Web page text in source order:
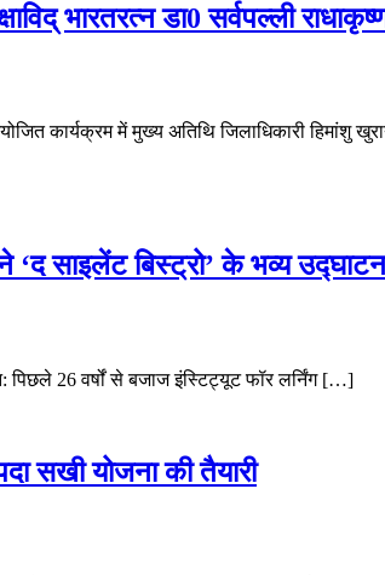
भारतरत्न डा0 सर्वपल्ली
कार्यक्रम में मुख्य अतिथि जिलाधिकारी हिमांशु
साइलेंट बिस्ट्रो’ के भव्य
पिछले 26 वर्षों से बजाज इंस्टिट्यूट फॉर लर्निंग […]
सखी योजना की तैयारी